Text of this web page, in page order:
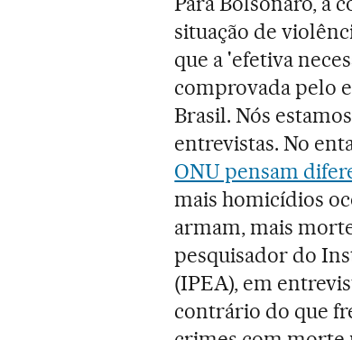
situação de
que a 'efetiva
comprovada pelo
Brasil. Nós
entrevistas. No
ONU pensam
mais homicídios
armam, mais
pesquisador do
(IPEA), em
contrário do que